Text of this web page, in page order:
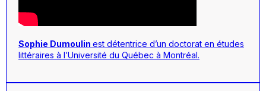
Sophie Dumoulin est détentrice d’un doctorat en études
littéraires à l’Université du Québec à Montréal.